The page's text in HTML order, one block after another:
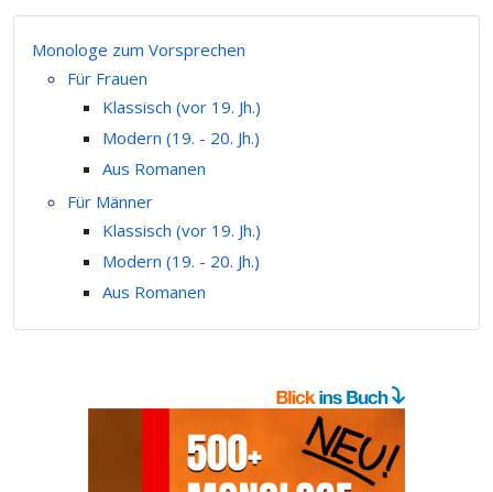
Monologe zum Vorsprechen
Für Frauen
Klassisch (vor 19. Jh.)
Modern (19. - 20. Jh.)
Aus Romanen
Für Männer
Klassisch (vor 19. Jh.)
Modern (19. - 20. Jh.)
Aus Romanen